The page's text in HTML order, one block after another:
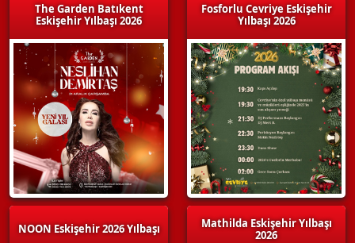
The Garden Batıkent
Eskişehir Yılbaşı 2026
NOON Eskişehir 2026 Yılbaşı
Fosforlu Cevriye Eskişehir
Yılbaşı 2026
Mathilda Eskişehir Yılbaşı
2026